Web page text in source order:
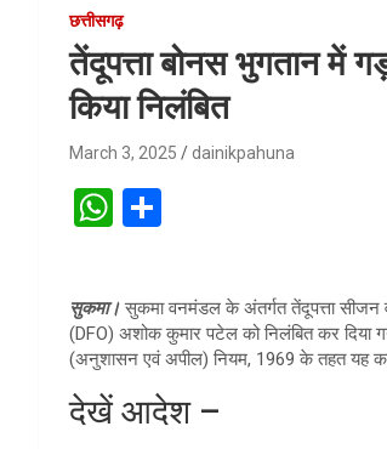
छत्तीसगढ़
तेंदूपत्ता बोनस भुगतान में
किया निलंबित
March 3, 2025 dainikpahuna
W
s
A
p
e
सुकमा। सुकमा वनमंडल के अंतर्गत तेंदूपत्ता सीजन
(DFO) अशोक कुमार पटेल को निलंबित कर दिया
(अनुशासन एवं अपील) नियम, 1969 के तहत यह
देखें आदेश –